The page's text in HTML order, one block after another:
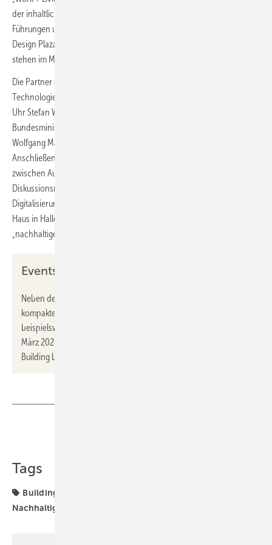
der inhaltliche Leitfaden für die begleitenden Events. Vorträge,
Führungen und Preisverleihungen finden im Lichtbereich auf der
Design Plaza in Halle 3.1 B50 statt. Themen der Gebäudetechnik
stehen im Mittelpunkt der Building Plaza in Halle 9.0 D60.
Die Partner der Light + Building sind ebenfalls vor Ort. Im ZVEI-
Technologieforum in Halle 12.1 D86 eröffnen am 3. März 2024 um 13
Uhr Stefan Wenzel, Parlamentarischer Staatssekretär beim
Bundesministerium für Wirtschaft und Klimaschutz gemeinsam mit
Wolfgang Marzin die Weltleitmesse für Licht und Gebäudetechnik.
Anschließend ist das Forum Treffpunkt für den fachlichen Austausch
zwischen Ausstellenden und Besuchenden. Die Vorträge und
Diskussionsrunden legen den Fokus auf die Elektrifizierung und
Digitalisierung des Gebäudesektors. Der ZVEH ist ebenfalls mit dem E-
Haus in Halle 11.0 C07/D07 präsent. Im Mittelpunkt stehen dort
„nachhaltige Energieversorgung“ und „Smart Health“. ■
Events
Neben den Bühnen bieten ganz- und mehrtägige Events
kompakte Einblicke in spezifische Themenbereiche wie
beispielsweise der Kongress Energiewendebauen am 6. und 7.
März 2024. Alle Infos zum kompletten Programm der Light +
Building bietet der
Tags
Building
Nachhaltigkeit